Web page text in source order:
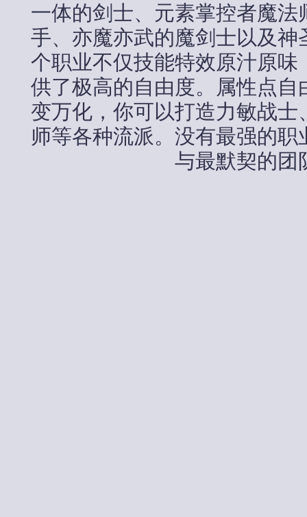
一体的剑士、元素掌控者魔法
手、亦魔亦武的魔剑士以及神
个职业不仅技能特效原汁原味
供了极高的自由度。属性点自
变万化，你可以打造力敏战士
师等各种流派。没有最强的
与最默契的团